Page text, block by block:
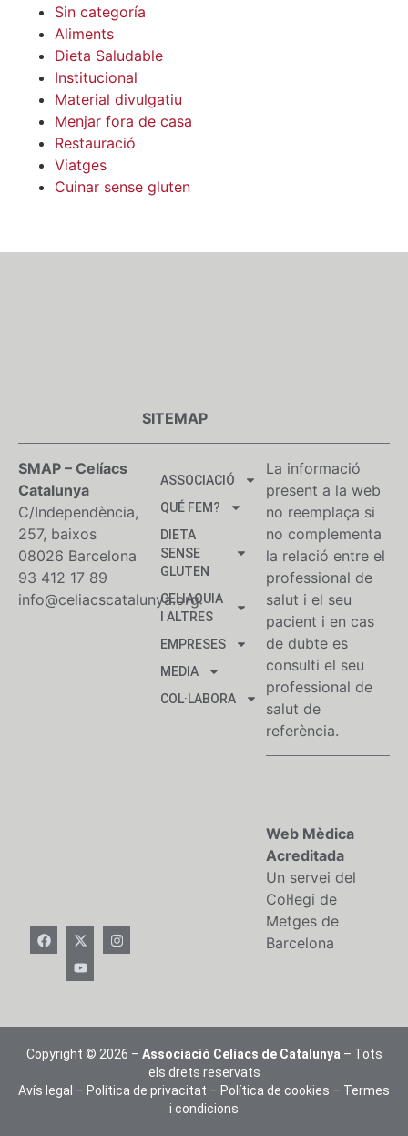
Sin categoría
Aliments
Dieta Saludable
Institucional
Material divulgatiu
Menjar fora de casa
Restauració
Viatges
Cuinar sense gluten
SMAP – Celíacs
Catalunya
C/Independència,
257, baixos
08026 Barcelona
93 412 17 89
info@celiacscatalunya.org
SITEMAP
ASSOCIACIÓ
QUÉ FEM?
DIETA
SENSE
GLUTEN
CELIAQUIA
I ALTRES
EMPRESES
MEDIA
COL·LABORA
La informació
present a la web
no reemplaça si
no complementa
la relació entre el
professional de
salut i el seu
pacient i en cas
de dubte es
consulti el seu
professional de
salut de
referència.
Web Mèdica
Acreditada
Un servei del
Col·legi de
Metges de
Barcelona
Copyright © 2026 – Associació Celíacs de Catalunya – Tots
els drets reservats
Avís legal – Política de privacitat – Política de cookies – Termes
i condicions